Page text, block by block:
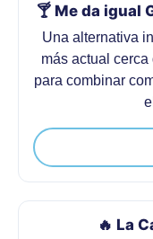
🍸 Me da igual
Una alternativa
más actual
para combinar
🔥 La